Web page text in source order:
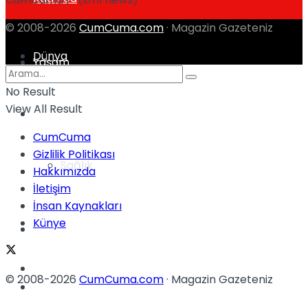
Yaşam
Sağlık
Dünya
Türkiye
Müzik
Sinema
Tatil
© 2008-2026 CumCuma.com · Magazin Gazeteniz
No Result
View All Result
CumCuma
Gizlilik Politikası
Hakkımızda
İletişim
İnsan Kaynakları
Künye
© 2008-2026 CumCuma.com· Magazin Gazeteniz